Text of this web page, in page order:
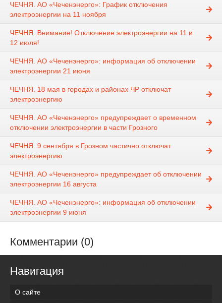
ЧЕЧНЯ. АО «Чеченэнерго»: График отключения
электроэнергии на 11 ноября
ЧЕЧНЯ. Внимание! Отключение электроэнергии на 11 и
12 июля!
ЧЕЧНЯ. АО «Чеченэнерго»: информация об отключении
электроэнергии 21 июня
ЧЕЧНЯ. 18 мая в городах и районах ЧР отключат
электроэнергию
ЧЕЧНЯ. АО «Чеченэнерго» предупреждает о временном
отключении электроэнергии в части Грозного
ЧЕЧНЯ. 9 сентября в Грозном частично отключат
электроэнергию
ЧЕЧНЯ. АО «Чеченэнерго» предупреждает об отключении
электроэнергии 16 августа
ЧЕЧНЯ. АО «Чеченэнерго»: информация об отключении
электроэнергии 9 июня
Комментарии (0)
Навигация
О сайте